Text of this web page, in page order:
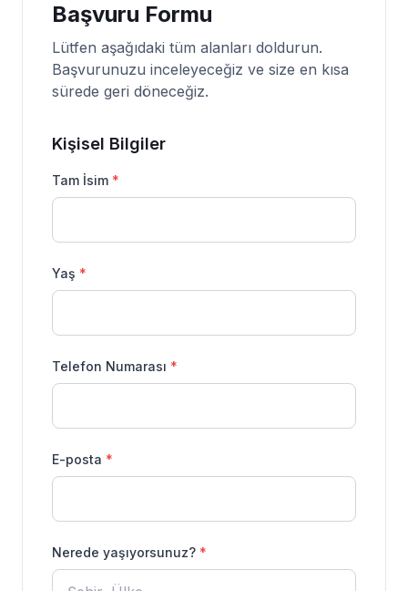
Başvuru Formu
Lütfen aşağıdaki tüm alanları doldurun.
Başvurunuzu inceleyeceğiz ve size en kısa
sürede geri döneceğiz.
Kişisel Bilgiler
Tam İsim *
Yaş *
Telefon Numarası *
E-posta *
Nerede yaşıyorsunuz? *